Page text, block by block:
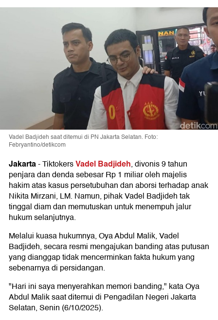
Vadel Badjideh saat ditemui di PN Jakarta Selatan. Foto:
Febryantino/detikcom
Jakarta-TiktokersVadel Badjideh, divonis 9 tahun
penjara dan denda sebesar Rp 1 miliar oleh majelis
hakim atas kasus persetubuhan dan aborsi terhadap anak
Nikita Mirzani, LM. Namun, pihak Vadel Badjideh tak
tinggal diam dan memutuskan untuk menempuh jalur
hukum selanjutnya.
Melalui kuasa hukumnya, Oya Abdul Malik, Vadel
Badjideh, secara resmi mengajukan banding atas putusan
yang dianggap tidak mencerminkan fakta hukum yang
sebenarnya di persidangan.
"Hari ini saya menyerahkan memori banding," kata Oya
Abdul Malik saat ditemui di Pengadilan Negeri Jakarta
Selatan, Senin (6/10/2025).